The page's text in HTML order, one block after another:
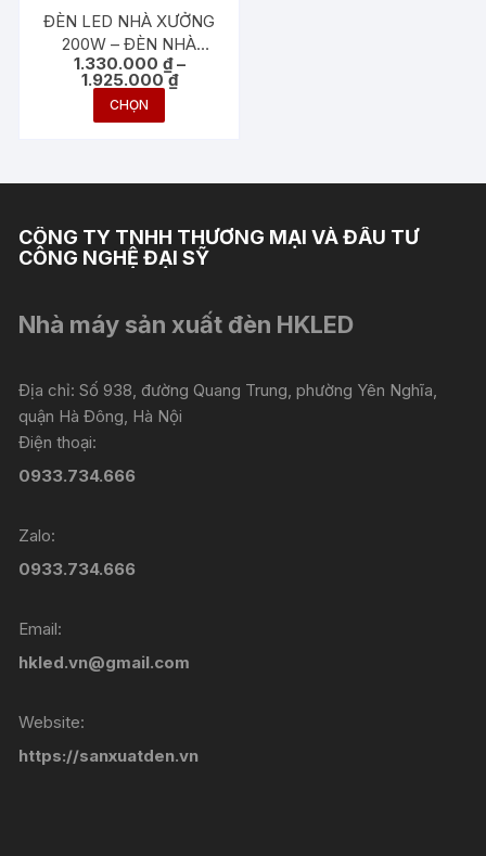
thể
được
chọn
trên
trang
ĐÈN LED NHÀ XƯỞNG
200W – ĐÈN NHÀ
XƯỞNG 200W
1.330.000 ₫ –
1.925.000 ₫Khoảng
giá:
CHỌN
phẩm
biến
thể.
chọn
thể
được
CÔNG TY TNHH THƯƠNG MẠI VÀ ĐẦU TƯ
CÔNG NGHỆ ĐẠI SỸ
Nhà máy sản xuất đèn HKLED
Địa chỉ: Số 938, đường Quang Trung, phường Yên Nghĩa,
quận Hà Đông, Hà Nội
Điện thoại:
0933.734.666
Zalo:
0933.734.666
Email:
hkled.vn@gmail.com
Website:
https://sanxuatden.vn